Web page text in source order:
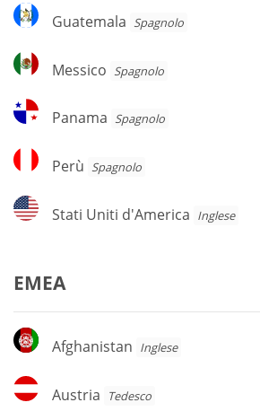
Guatemala
Guatemala Spagnolo
Messico
Messico Spagnolo
Panama
Panama Spagnolo
Perù
Perù Spagnolo
Stati
Uniti
Stati Uniti d'America Inglese
EMEA
Afghanistan
Afghanistan Inglese
Austria
Austria Tedesco